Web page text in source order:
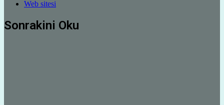
Web sitesi
Sonrakini Oku